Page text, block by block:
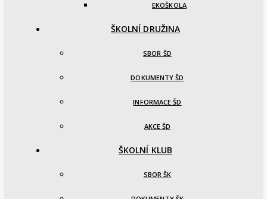
EKOŠKOLA
ŠKOLNÍ DRUŽINA
SBOR ŠD
DOKUMENTY ŠD
INFORMACE ŠD
AKCE ŠD
ŠKOLNÍ KLUB
SBOR ŠK